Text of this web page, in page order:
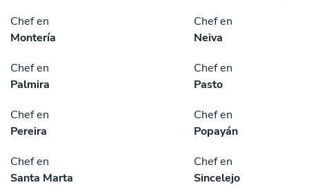
Chef en
Montería
Chef en
Neiva
Chef en
Palmira
Chef en
Pasto
Chef en
Pereira
Chef en
Popayán
Chef en
Santa Marta
Chef en
Sincelejo